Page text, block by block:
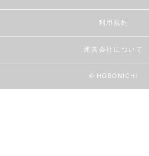
利用規約
運営会社について
© HOBONICHI